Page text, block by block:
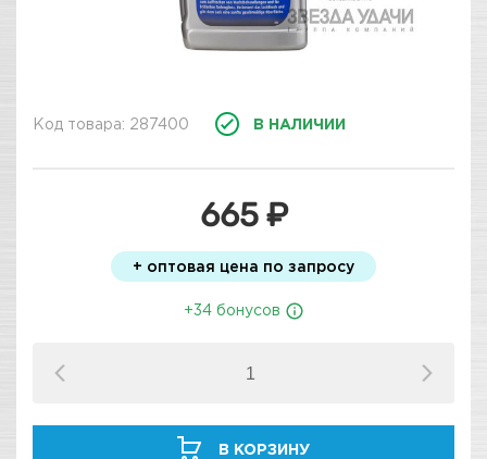
Код товара: 287400 В НАЛИЧИИ
665 ₽
+ оптовая цена по запросу
+34 бонусов
В КОРЗИНУ